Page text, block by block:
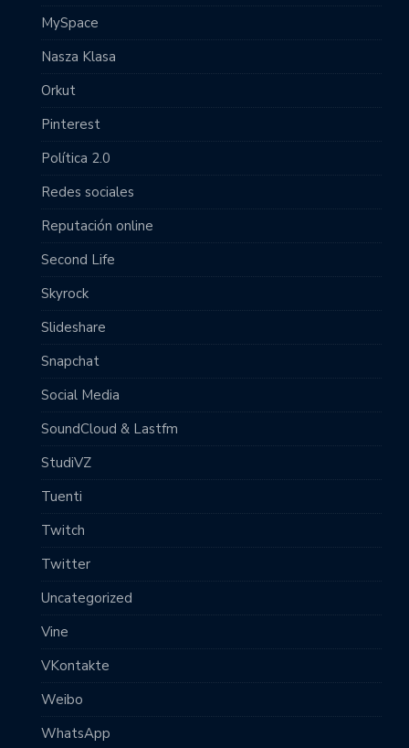
MySpace
Nasza Klasa
Orkut
Pinterest
Política 2.0
Redes sociales
Reputación online
Second Life
Skyrock
Slideshare
Snapchat
Social Media
SoundCloud & Lastfm
StudiVZ
Tuenti
Twitch
Twitter
Uncategorized
Vine
VKontakte
Weibo
WhatsApp